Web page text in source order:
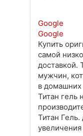
Google
Google
Купить
самой
доставкой.
мужчин,
в домашних
Титан гель
Титан